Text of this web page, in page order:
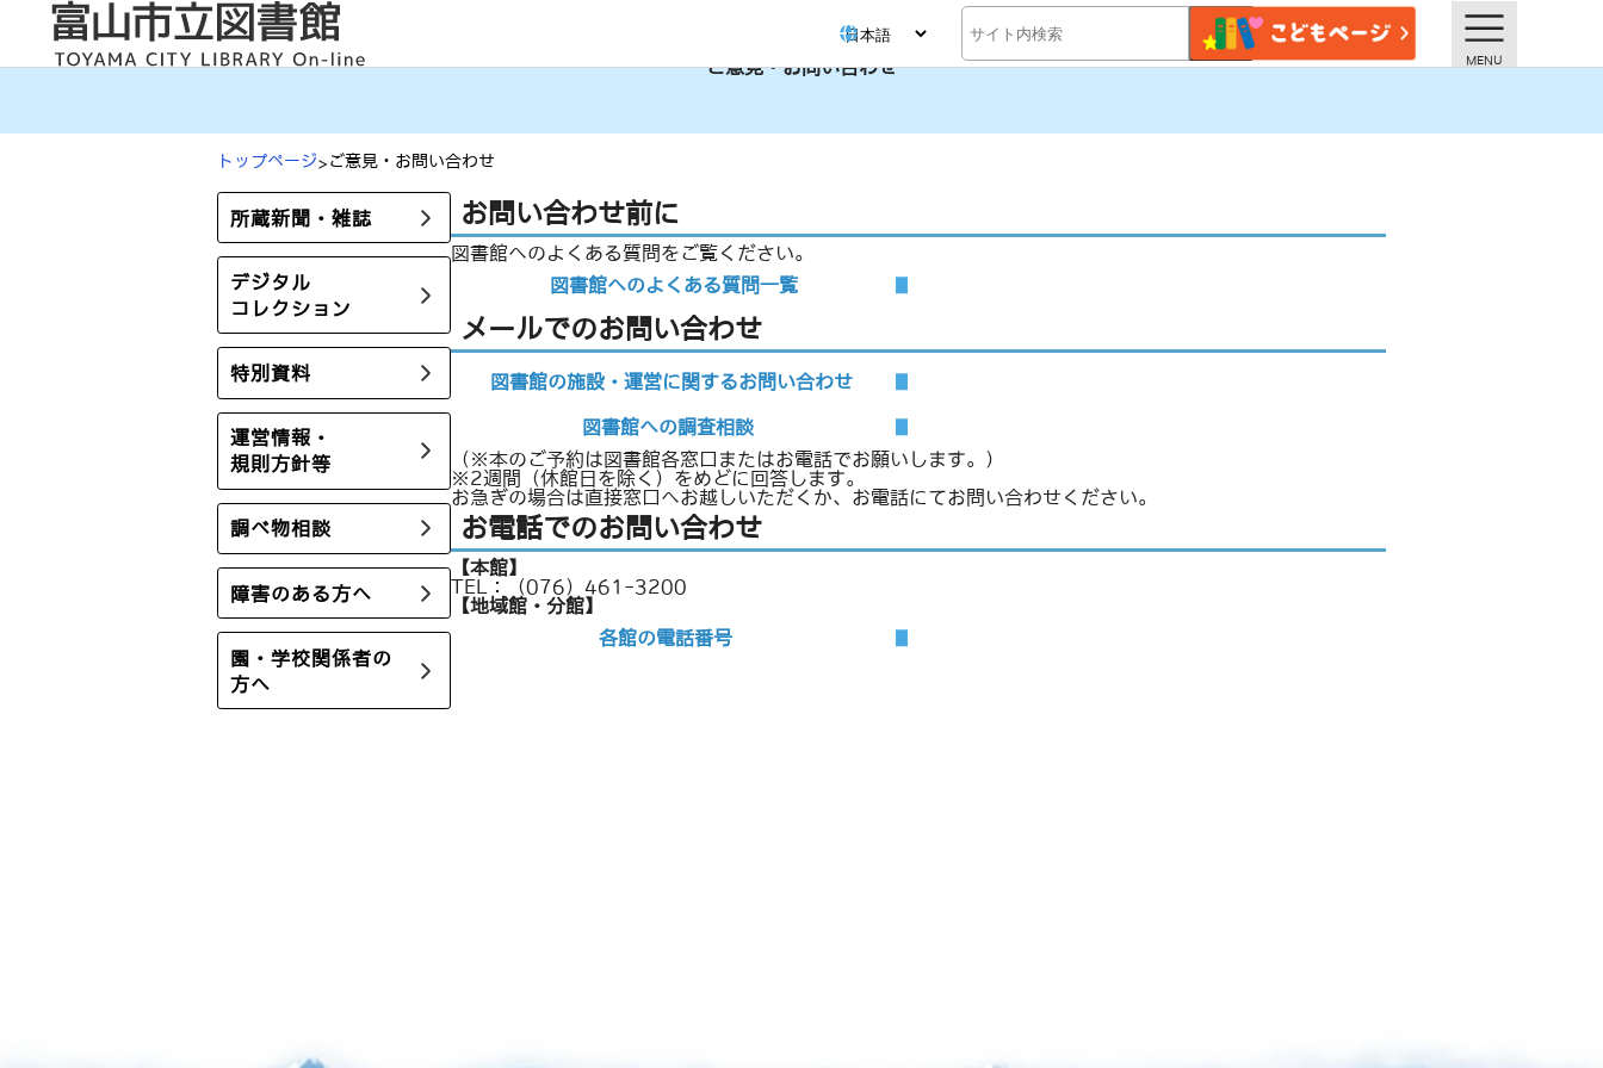
ス
検
索
ご意見・お問い合わせ
トップページ ご意見・お問い合わせ
所蔵新聞・雑誌
デジタル
コレクション
特別資料
運営情報・
規則方針等
調べ物相談
障害のある方へ
園・学校関係者の
方へ
お問い合わせ前に
図書館へのよくある質問をご覧ください。
図書館へのよくある質問一覧
メールでのお問い合わせ
図書館の施設・運営に関するお問い合わせ
図書館への調査相談
（※本のご予約は図書館各窓口またはお電話でお願いします。）
※2週間（休館日を除く）をめどに回答します。
お急ぎの場合は直接窓口へお越しいただくか、お電話にてお問い合わせください。
お電話でのお問い合わせ
【本館】
TEL：（076）461-3200
【地域館・分館】
各館の電話番号